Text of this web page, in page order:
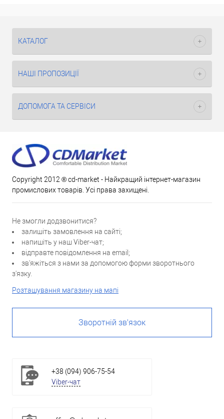
КАТАЛОГ
НАШІ ПРОПОЗИЦІЇ
ДОПОМОГА ТА СЕРВІСИ
Copyright 2012 ® cd-market - Найкращий інтернет-магазин
промислових товарів. Усі права захищені.
Не змогли додзвонитися?
залишіть замовлення на сайті;
напишіть у наш Viber-чат;
відправте повідомлення на email;
зв'яжіться з нами за допомогою форми зворотнього
з'язку.
Розташування магазину на мапі
Зворотній зв'язок
+38 (094) 906-75-54
Viber-чат